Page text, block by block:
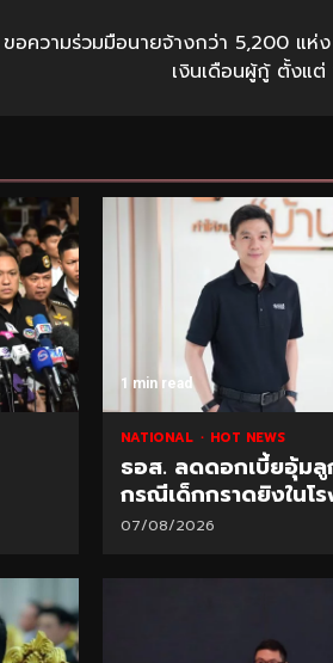
อความร่วมมือนายจ้างกว่า 5,200 แห่ง
เงินเดือนผู้กู้ ตั้งแต่
1 min read
NATIONAL HOT NEWS
ธอส. ลดดอกเบี้ยอุ้มลู
กรณีเด็กกราดยิงในโร
07/08/2026